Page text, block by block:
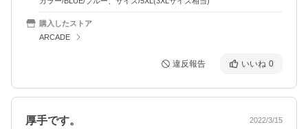
購入したストア
ARCADE
違反報告 いいね 0
厚手です。 2022/3/15